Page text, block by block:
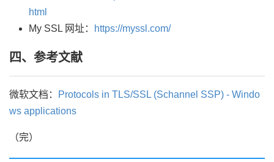
html
My SSL 网址：
https://myssl.com/
四、参考文献
微软文档：
Protocols in TLS/SSL (Schannel SSP) - Windo
ws applications
（完）